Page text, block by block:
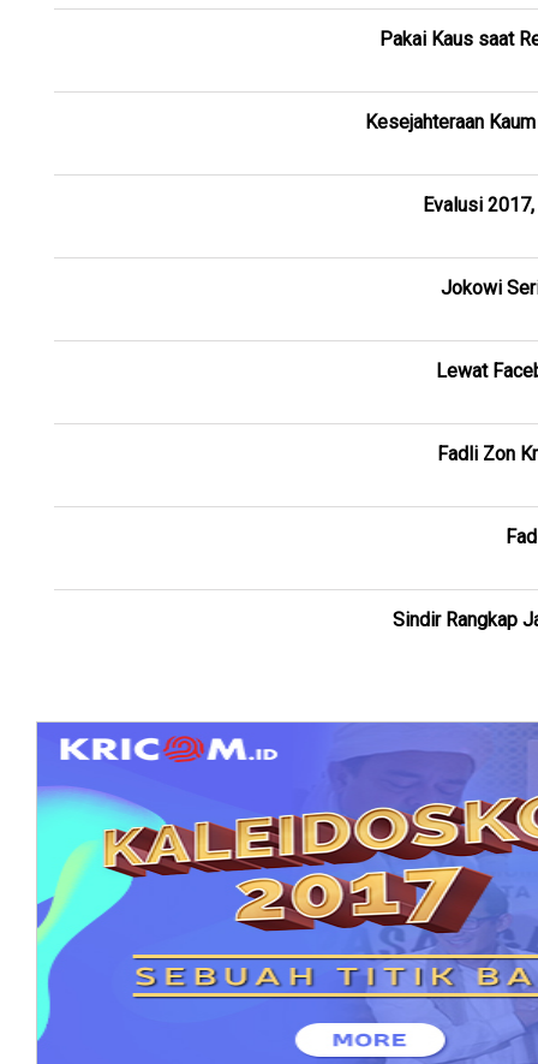
Pakai Kaus saat
Kesejahteraan
Evalusi
Jokowi
Lewat
Fadli Zon
Sindir Rangkap